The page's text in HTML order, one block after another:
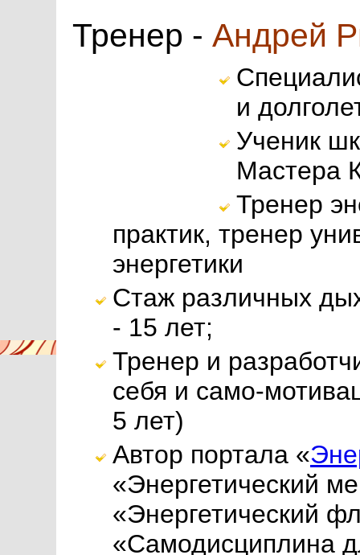
Тренер - Андрей
и
Ученик
Мастера
Тренер
практик, тренер
энергетики
Стаж различных
- 15 лет;
Тренер и
себя и само-
5 лет)
Автор портала «
«Энергетический
«Энергетический
«Самодисциплина